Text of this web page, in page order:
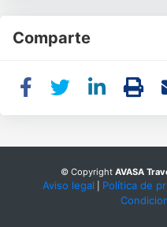
Comparte
© Copyright AVASA
Aviso legal Política de